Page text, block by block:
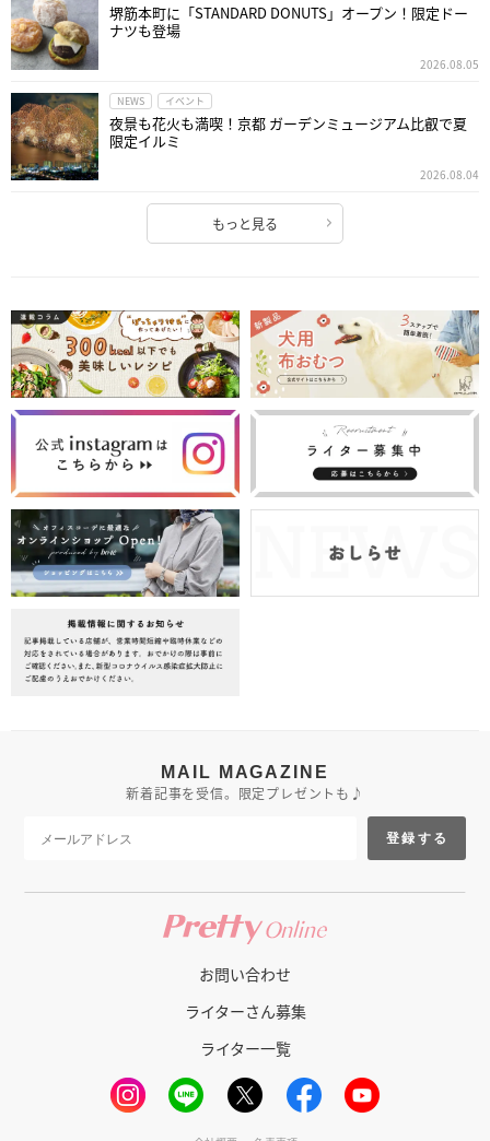
堺筋本町に「STANDARD DONUTS」オープン！限定ドー
ナツも登場
2026.08.05
NEWS イベント
夜景も花火も満喫！京都 ガーデンミュージアム比叡で夏
限定イルミ
2026.08.04
もっと見る
MAIL MAGAZINE
新着記事を受信。限定プレゼントも♪
登録する
お問い合わせ
ライターさん募集
ライター一覧